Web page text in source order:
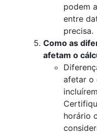
podem
entre
precisa.
Como as
afetam o
afetar o
horário